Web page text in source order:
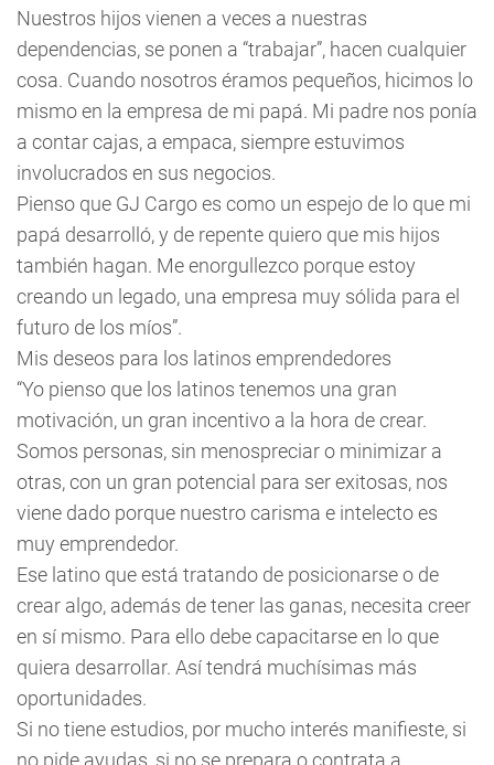
Nuestros hijos vienen a veces a nuestras
dependencias, se ponen a “trabajar”, hacen cualquier
cosa. Cuando nosotros éramos pequeños, hicimos lo
mismo en la empresa de mi papá. Mi padre nos ponía
a contar cajas, a empaca, siempre estuvimos
involucrados en sus negocios.
Pienso que GJ Cargo es como un espejo de lo que mi
papá desarrolló, y de repente quiero que mis hijos
también hagan. Me enorgullezco porque estoy
creando un legado, una empresa muy sólida para el
futuro de los míos”.
Mis deseos para los latinos emprendedores
“Yo pienso que los latinos tenemos una gran
motivación, un gran incentivo a la hora de crear.
Somos personas, sin menospreciar o minimizar a
otras, con un gran potencial para ser exitosas, nos
viene dado porque nuestro carisma e intelecto es
muy emprendedor.
Ese latino que está tratando de posicionarse o de
crear algo, además de tener las ganas, necesita creer
en sí mismo. Para ello debe capacitarse en lo que
quiera desarrollar. Así tendrá muchísimas más
oportunidades.
Si no tiene estudios, por mucho interés manifieste, si
no pide ayudas, si no se prepara o contrata a